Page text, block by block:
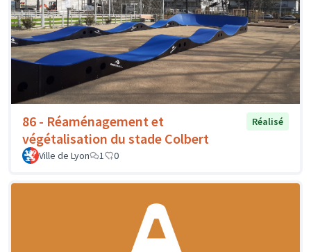
86 - Réaménagement et
végétalisation du stade Colbert
Réalisé
Ville de Lyon 1 0